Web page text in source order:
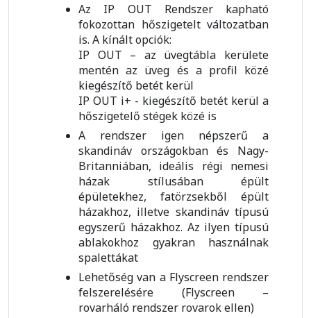
Az IP OUT Rendszer kapható
fokozottan hőszigetelt változatban
is. A kínált opciók:
IP OUT – az üvegtábla kerülete
mentén az üveg és a profil közé
kiegészítő betét kerül
IP OUT i+ - kiegészítő betét kerül a
hőszigetelő stégek közé is
A rendszer igen népszerű a
skandináv országokban és Nagy-
Britanniában, ideális régi nemesi
házak stílusában épült
épületekhez, fatörzsekből épült
házakhoz, illetve skandináv típusú
egyszerű házakhoz. Az ilyen típusú
ablakokhoz gyakran használnak
spalettákat
Lehetőség van a Flyscreen rendszer
felszerelésére (Flyscreen –
rovarháló rendszer rovarok ellen)